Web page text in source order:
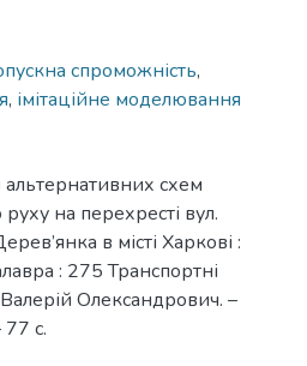
спроможність,
, імітаційне моделювання
схем
на перехресті вул.
в місті Харкові :
: 275 Транспортні
Олександрович. –
с.